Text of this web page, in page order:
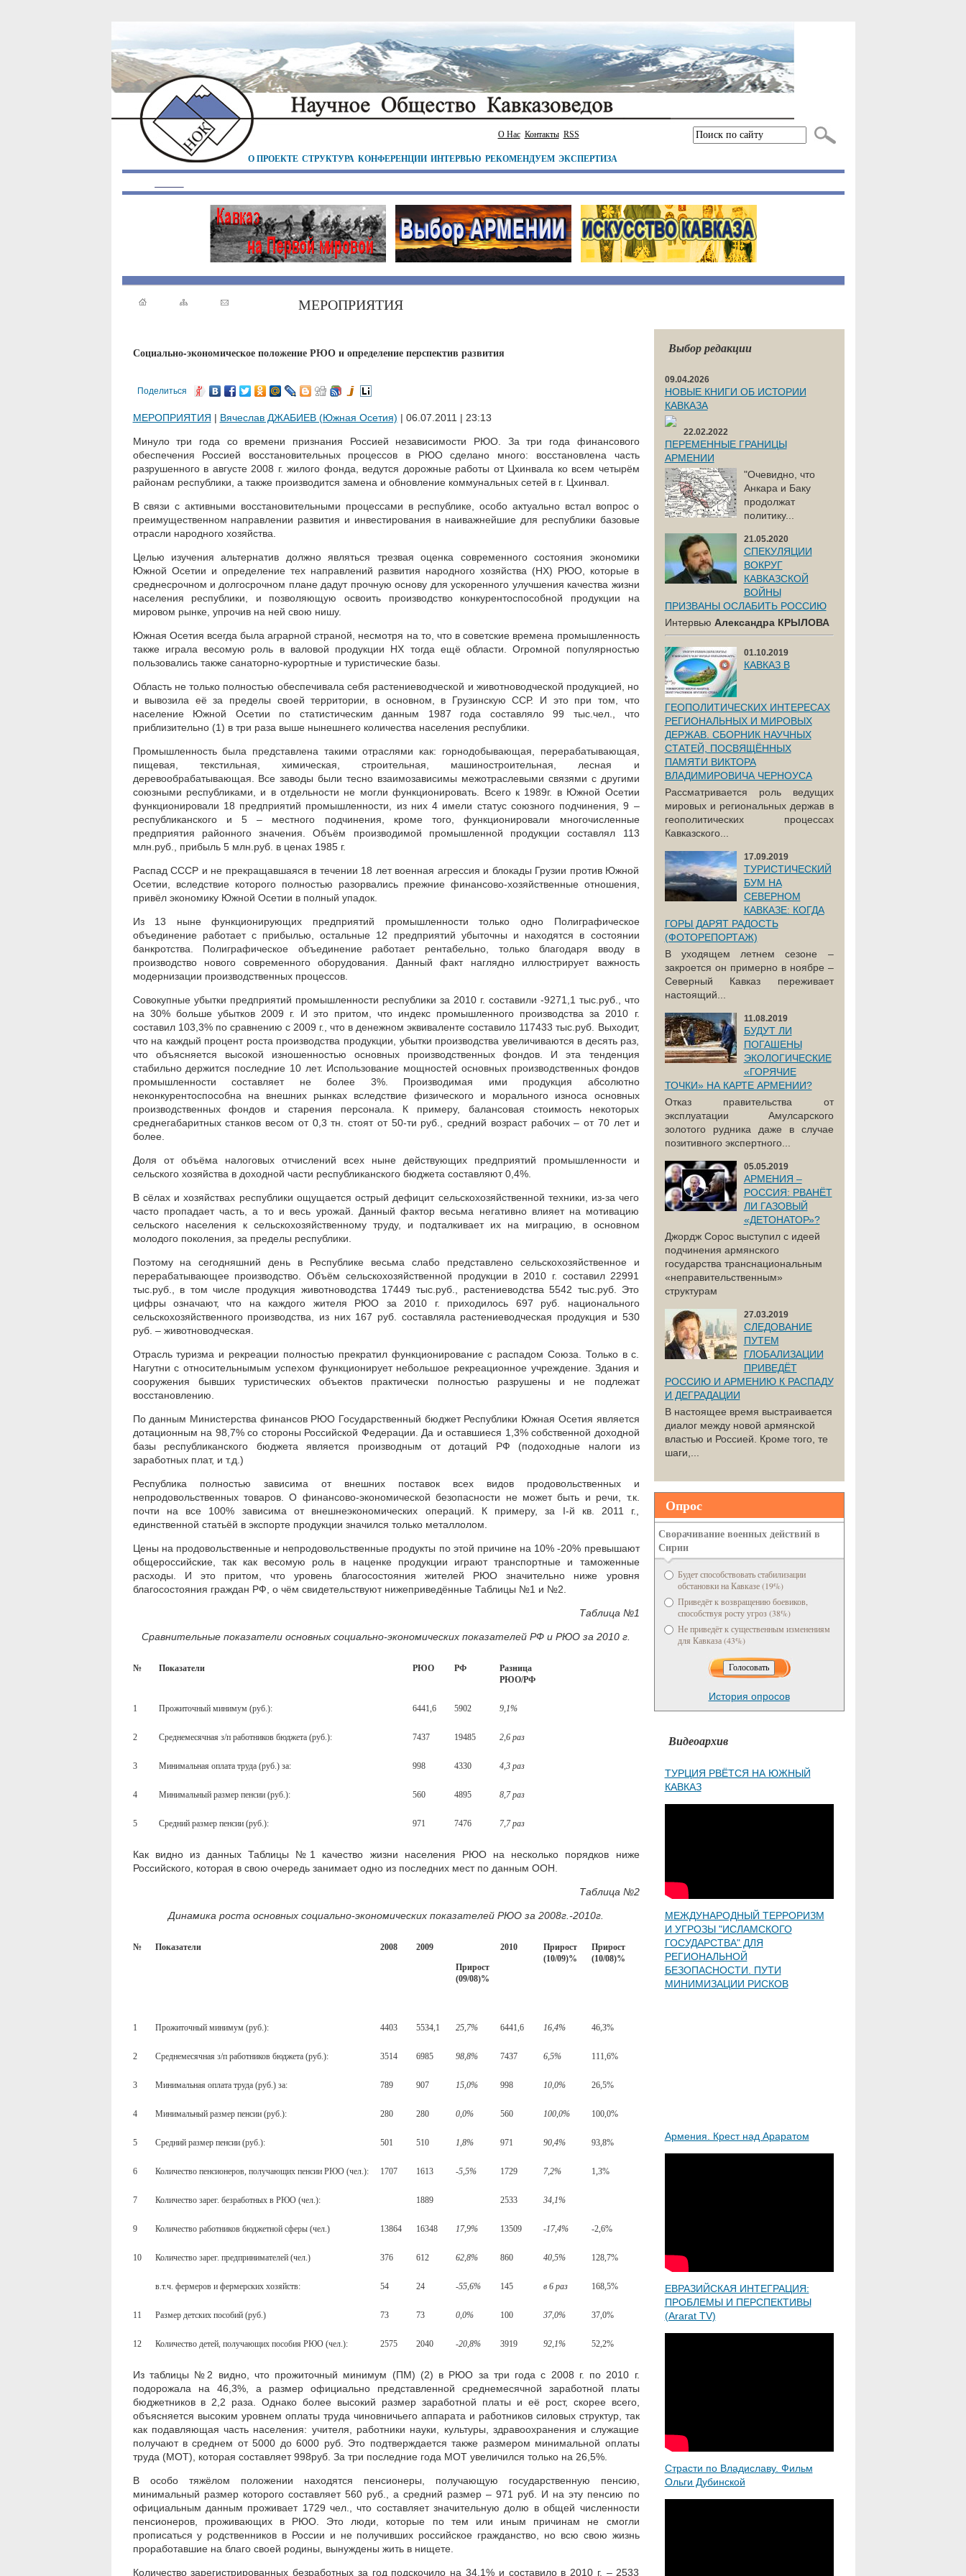
О Нас Контакты RSS
О ПРОЕКТЕ СТРУКТУРА КОНФЕРЕНЦИИ ИНТЕРВЬЮ РЕКОМЕНДУЕМ ЭКСПЕРТИЗА
МЕРОПРИЯТИЯ
Социально-экономическое положение РЮО и определение перспектив развития
Поделиться
МЕРОПРИЯТИЯ | Вячеслав ДЖАБИЕВ (Южная Осетия) | 06.07.2011 | 23:13
Минуло три года со времени признания Россией независимости РЮО. За три года финансового
обеспечения Россией восстановительных процессов в РЮО сделано много: восстановлена часть
разрушенного в августе 2008 г. жилого фонда, ведутся дорожные работы от Цхинвала ко всем четырём
районам республики, а также производится замена и обновление коммунальных сетей в г. Цхинвал.
В связи с активными восстановительными процессами в республике, особо актуально встал вопрос о
преимущественном направлении развития и инвестирования в наиважнейшие для республики базовые
отрасли народного хозяйства.
Целью изучения альтернатив должно являться трезвая оценка современного состояния экономики
Южной Осетии и определение тех направлений развития народного хозяйства (НХ) РЮО, которые в
среднесрочном и долгосрочном плане дадут прочную основу для ускоренного улучшения качества жизни
населения республики, и позволяющую освоить производство конкурентоспособной продукции на
мировом рынке, упрочив на ней свою нишу.
Южная Осетия всегда была аграрной страной, несмотря на то, что в советские времена промышленность
также играла весомую роль в валовой продукции НХ тогда ещё области. Огромной популярностью
пользовались также санаторно-курортные и туристические базы.
Область не только полностью обеспечивала себя растениеводческой и животноводческой продукцией, но
и вывозила её за пределы своей территории, в основном, в Грузинскую ССР. И это при том, что
население Южной Осетии по статистическим данным 1987 года составляло 99 тыс.чел., что
приблизительно (1) в три раза выше нынешнего количества населения республики.
Промышленность была представлена такими отраслями как: горнодобывающая, перерабатывающая,
пищевая, текстильная, химическая, строительная, машиностроительная, лесная и
деревообрабатывающая. Все заводы были тесно взаимозависимы межотраслевыми связями с другими
союзными республиками, и в отдельности не могли функционировать. Всего к 1989г. в Южной Осетии
функционировали 18 предприятий промышленности, из них 4 имели статус союзного подчинения, 9 –
республиканского и 5 – местного подчинения, кроме того, функционировали многочисленные
предприятия районного значения. Объём производимой промышленной продукции составлял 113
млн.руб., прибыль 5 млн.руб. в ценах 1985 г.
Распад СССР и не прекращавшаяся в течении 18 лет военная агрессия и блокады Грузии против Южной
Осетии, вследствие которого полностью разорвались прежние финансово-хозяйственные отношения,
привёл экономику Южной Осетии в полный упадок.
Из 13 ныне функционирующих предприятий промышленности только одно Полиграфическое
объединение работает с прибылью, остальные 12 предприятий убыточны и находятся в состоянии
банкротства. Полиграфическое объединение работает рентабельно, только благодаря вводу в
производство нового современного оборудования. Данный факт наглядно иллюстрирует важность
модернизации производственных процессов.
Совокупные убытки предприятий промышленности республики за 2010 г. составили -9271,1 тыс.руб., что
на 30% больше убытков 2009 г. И это притом, что индекс промышленного производства за 2010 г.
составил 103,3% по сравнению с 2009 г., что в денежном эквиваленте составило 117433 тыс.руб. Выходит,
что на каждый процент роста производства продукции, убытки производства увеличиваются в десять раз,
что объясняется высокой изношенностью основных производственных фондов. И эта тенденция
стабильно держится последние 10 лет. Использование мощностей основных производственных фондов
промышленности составляет не более 3%. Производимая ими продукция абсолютно
неконкурентоспособна на внешних рынках вследствие физического и морального износа основных
производственных фондов и старения персонала. К примеру, балансовая стоимость некоторых
среднегабаритных станков весом от 0,3 тн. стоят от 50-ти руб., средний возраст рабочих – от 70 лет и
более.
Доля от объёма налоговых отчислений всех ныне действующих предприятий промышленности и
сельского хозяйства в доходной части республиканского бюджета составляют 0,4%.
В сёлах и хозяйствах республики ощущается острый дефицит сельскохозяйственной техники, из-за чего
часто пропадает часть, а то и весь урожай. Данный фактор весьма негативно влияет на мотивацию
сельского населения к сельскохозяйственному труду, и подталкивает их на миграцию, в основном
молодого поколения, за пределы республики.
Поэтому на сегодняшний день в Республике весьма слабо представлено сельскохозяйственное и
перерабатывающее производство. Объём сельскохозяйственной продукции в 2010 г. составил 22991
тыс.руб., в том числе продукция животноводства 17449 тыс.руб., растениеводства 5542 тыс.руб. Это
цифры означают, что на каждого жителя РЮО за 2010 г. приходилось 697 руб. национального
сельскохозяйственного производства, из них 167 руб. составляла растениеводческая продукция и 530
руб. – животноводческая.
Отрасль туризма и рекреации полностью прекратил функционирование с распадом Союза. Только в с.
Нагутни с относительнымым успехом функционирует небольшое рекреационное учреждение. Здания и
сооружения бывших туристических объектов практически полностью разрушены и не подлежат
восстановлению.
По данным Министерства финансов РЮО Государственный бюджет Республики Южная Осетия является
дотационным на 98,7% со стороны Российской Федерации. Да и оставшиеся 1,3% собственной доходной
базы республиканского бюджета является производным от дотаций РФ (подоходные налоги из
заработных плат, и т.д.)
Республика полностью зависима от внешних поставок всех видов продовольственных и
непродовольственных товаров. О финансово-экономической безопасности не может быть и речи, т.к.
почти на все 100% зависима от внешнеэкономических операций. К примеру, за I-й кв. 2011 г.,
единственной статьёй в экспорте продукции значился только металлолом.
Цены на продовольственные и непродовольственные продукты по этой причине на 10% -20% превышают
общероссийские, так как весомую роль в наценке продукции играют транспортные и таможенные
расходы. И это притом, что уровень благосостояния жителей РЮО значительно ниже уровня
благосостояния граждан РФ, о чём свидетельствуют нижеприведённые Таблицы №1 и №2.
Таблица №1
Сравнительные показатели основных социально-экономических показателей РФ и РЮО за 2010 г.
№ Показатели РЮО РФ
Разница
РЮО/РФ
1 Прожиточный минимум (руб.): 6441,6 5902 9,1%
2 Среднемесячная з/п работников бюджета (руб.): 7437 19485 2,6 раз
3 Минимальная оплата труда (руб.) за: 998 4330 4,3 раз
4 Минимальный размер пенсии (руб.): 560 4895 8,7 раз
5 Средний размер пенсии (руб.): 971 7476 7,7 раз
Как видно из данных Таблицы №1 качество жизни населения РЮО на несколько порядков ниже
Российского, которая в свою очередь занимает одно из последних мест по данным ООН.
Таблица №2
Динамика роста основных социально-экономических показателей РЮО за 2008г.-2010г.
№ Показатели 2008
2009
Прирост
(09/08)%
2010
Прирост
(10/09)%
Прирост
(10/08)%
1 Прожиточный минимум (руб.): 4403 5534,1 25,7% 6441,6 16,4% 46,3%
2 Среднемесячная з/п работников бюджета (руб.): 3514 6985 98,8% 7437 6,5% 111,6%
3 Минимальная оплата труда (руб.) за: 789 907 15,0% 998 10,0% 26,5%
4 Минимальный размер пенсии (руб.): 280 280 0,0% 560 100,0% 100,0%
5 Средний размер пенсии (руб.): 501 510 1,8% 971 90,4% 93,8%
6 Количество пенсионеров, получающих пенсии РЮО (чел.): 1707 1613 -5,5% 1729 7,2% 1,3%
7 Количество зарег. безработных в РЮО (чел.): 1889 2533 34,1%
9 Количество работников бюджетной сферы (чел.) 13864 16348 17,9% 13509 -17,4% -2,6%
10 Количество зарег. предпринимателей (чел.) 376 612 62,8% 860 40,5% 128,7%
в.т.ч. фермеров и фермерских хозяйств: 54 24 -55,6% 145 в 6 раз 168,5%
11 Размер детских пособий (руб.) 73 73 0,0% 100 37,0% 37,0%
12 Количество детей, получающих пособия РЮО (чел.): 2575 2040 -20,8% 3919 92,1% 52,2%
Из таблицы №2 видно, что прожиточный минимум (ПМ) (2) в РЮО за три года с 2008 г. по 2010 г.
подорожала на 46,3%, а размер официально представленной среднемесячной заработной платы
бюджетников в 2,2 раза. Однако более высокий размер заработной платы и её рост, скорее всего,
объясняется высоким уровнем оплаты труда чиновничьего аппарата и работников силовых структур, так
как подавляющая часть населения: учителя, работники науки, культуры, здравоохранения и служащие
получают в среднем от 5000 до 6000 руб. Это подтверждается также размером минимальной оплаты
труда (МОТ), которая составляет 998руб. За три последние года МОТ увеличился только на 26,5%.
В особо тяжёлом положении находятся пенсионеры, получающую государственную пенсию,
минимальный размер которого составляет 560 руб., а средний размер – 971 руб. И на эту пенсию по
официальным данным проживает 1729 чел., что составляет значительную долю в общей численности
пенсионеров, проживающих в РЮО. Это люди, которые по тем или иным причинам не смогли
прописаться у родственников в России и не получивших российское гражданство, но всю свою жизнь
проработавшие на благо своей родины, вынуждены жить в нищете.
Количество зарегистрированных безработных за год подскочило на 34,1% и составило в 2010 г. – 2533
Выбор редакции
09.04.2026
НОВЫЕ КНИГИ ОБ ИСТОРИИ
КАВКАЗА
22.02.2022
ПЕРЕМЕННЫЕ ГРАНИЦЫ
АРМЕНИИ
"Очевидно, что
Анкара и Баку
продолжат
политику...
21.05.2020
СПЕКУЛЯЦИИ
ВОКРУГ
КАВКАЗСКОЙ
ВОЙНЫ
ПРИЗВАНЫ ОСЛАБИТЬ РОССИЮ
Интервью Александра КРЫЛОВА
01.10.2019
КАВКАЗ В
ГЕОПОЛИТИЧЕСКИХ ИНТЕРЕСАХ
РЕГИОНАЛЬНЫХ И МИРОВЫХ
ДЕРЖАВ. СБОРНИК НАУЧНЫХ
СТАТЕЙ, ПОСВЯЩЁННЫХ
ПАМЯТИ ВИКТОРА
ВЛАДИМИРОВИЧА ЧЕРНОУСА
Рассматривается роль ведущих
мировых и региональных держав в
геополитических процессах
Кавказского...
17.09.2019
ТУРИСТИЧЕСКИЙ
БУМ НА
СЕВЕРНОМ
КАВКАЗЕ: КОГДА
ГОРЫ ДАРЯТ РАДОСТЬ
(ФОТОРЕПОРТАЖ)
В уходящем летнем сезоне –
закроется он примерно в ноябре –
Северный Кавказ переживает
настоящий...
11.08.2019
БУДУТ ЛИ
ПОГАШЕНЫ
ЭКОЛОГИЧЕСКИЕ
«ГОРЯЧИЕ
ТОЧКИ» НА КАРТЕ АРМЕНИИ?
Отказ правительства от
эксплуатации Амулсарского
золотого рудника даже в случае
позитивного экспертного...
05.05.2019
АРМЕНИЯ –
РОССИЯ: РВАНЁТ
ЛИ ГАЗОВЫЙ
«ДЕТОНАТОР»?
Джордж Сорос выступил с идеей
подчинения армянского
государства транснациональным
«неправительственным»
структурам
27.03.2019
СЛЕДОВАНИЕ
ПУТЕМ
ГЛОБАЛИЗАЦИИ
ПРИВЕДЁТ
РОССИЮ И АРМЕНИЮ К РАСПАДУ
И ДЕГРАДАЦИИ
В настоящее время выстраивается
диалог между новой армянской
властью и Россией. Кроме того, те
шаги,...
Опрос
Сворачивание военных действий в
Сирии
Будет способствовать стабилизации
обстановки на Кавказе (19%)
Приведёт к возвращению боевиков,
способствуя росту угроз (38%)
Не приведёт к существенным изменениям
для Кавказа (43%)
История опросов
Видеоархив
ТУРЦИЯ РВЁТСЯ НА ЮЖНЫЙ
КАВКАЗ
МЕЖДУНАРОДНЫЙ ТЕРРОРИЗМ
И УГРОЗЫ "ИСЛАМСКОГО
ГОСУДАРСТВА" ДЛЯ
РЕГИОНАЛЬНОЙ
БЕЗОПАСНОСТИ. ПУТИ
МИНИМИЗАЦИИ РИСКОВ
Армения. Крест над Араратом
ЕВРАЗИЙСКАЯ ИНТЕГРАЦИЯ:
ПРОБЛЕМЫ И ПЕРСПЕКТИВЫ
(Ararat TV)
Страсти по Владиславу. Фильм
Ольги Дубинской